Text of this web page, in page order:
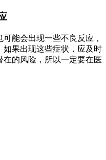
能会出现一些不良反应，
果出现这些症状，应及时
的风险，所以一定要在医